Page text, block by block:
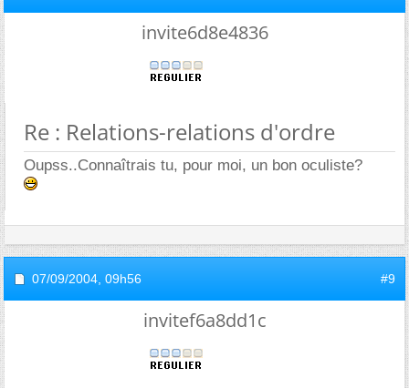
invite6d8e4836
Re : Relations-relations d'ordre
Oupss..Connaîtrais tu, pour moi, un bon oculiste?
07/09/2004, 09h56 #9
invitef6a8dd1c